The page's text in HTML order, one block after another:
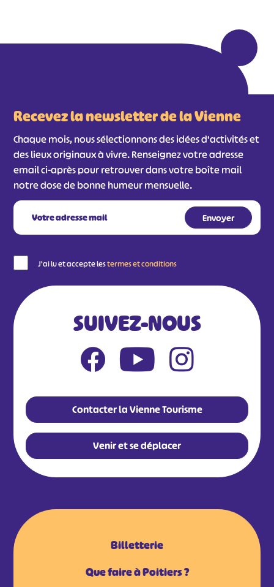
Recevez la newsletter de la Vienne
Chaque mois, nous sélectionnons des idées d'activités et
des lieux originaux à vivre. Renseignez votre adresse
email ci-après pour retrouver dans votre boîte mail
notre dose de bonne humeur mensuelle.
J'ai lu et accepte lestermes et conditions
SUIVEZ-NOUS
Contacter la Vienne Tourisme
Venir et se déplacer
Billetterie
Que faire à Poitiers ?
#
#